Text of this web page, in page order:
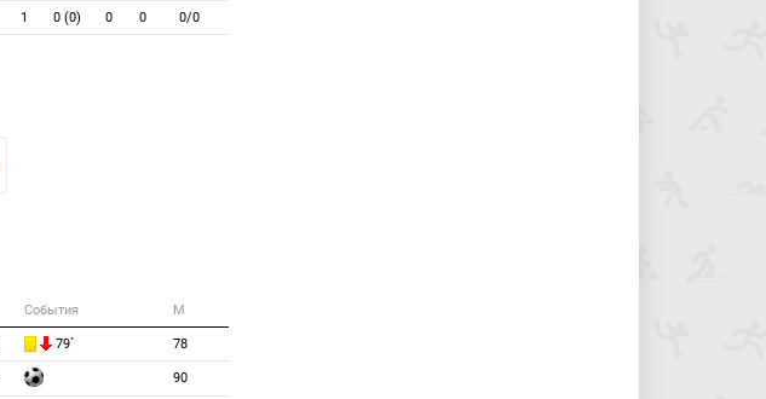
1 0 (0) 0 0 0/0
События М
79` 78
90